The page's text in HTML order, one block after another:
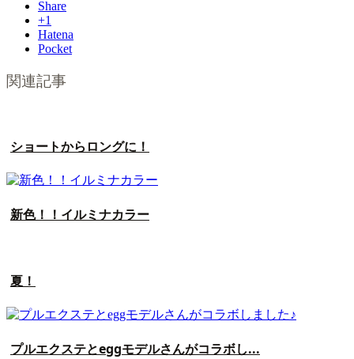
Share
+1
Hatena
Pocket
関連記事
ショートからロングに！
新色！！イルミナカラー
夏！
プルエクステとeggモデルさんがコラボし...